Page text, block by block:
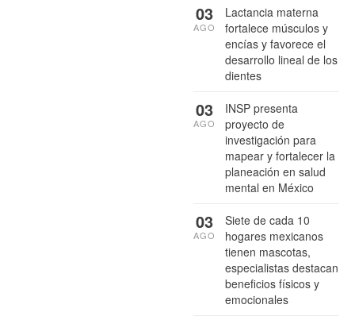
Lactancia materna
fortalece músculos y
encías y favorece el
desarrollo lineal de los
dientes
03
AGO
INSP presenta
proyecto de
investigación para
mapear y fortalecer la
planeación en salud
mental en México
03
AGO
Siete de cada 10
hogares mexicanos
tienen mascotas,
especialistas destacan
beneficios físicos y
emocionales
03
AGO